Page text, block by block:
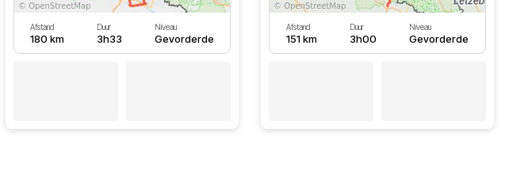
Afstand
180 km
Duur
3h33
Niveau
Gevorderde
Afstand
151 km
Duur
3h00
Niveau
Gevorderde